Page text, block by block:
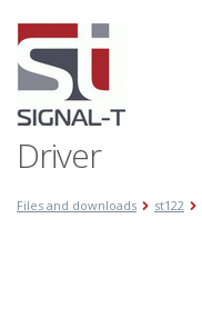
Driver
Files and downloads st122